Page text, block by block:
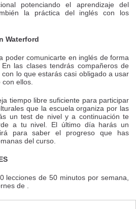
potenciando el aprendizaje del
la práctica del inglés con los
Waterford
poder comunicarte en inglés de forma
las clases tendrás compañeros de
lo que estarás casi obligado a usar
con ellos.
tiempo libre suficiente para participar
que la escuela organiza por las
un test de nivel y a continuación te
a tu nivel. El último día harás un
para saber el progreso que has
del curso.
lecciones de 50 minutos por semana,
de .